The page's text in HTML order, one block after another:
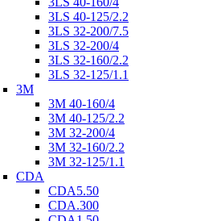
3LS 40-125/2.2
3LS 32-200/7.5
3LS 32-200/4
3LS 32-160/2.2
3LS 32-125/1.1
3M
3M 40-160/4
3M 40-125/2.2
3M 32-200/4
3M 32-160/2.2
3M 32-125/1.1
CDA
CDA5.50
CDA.300